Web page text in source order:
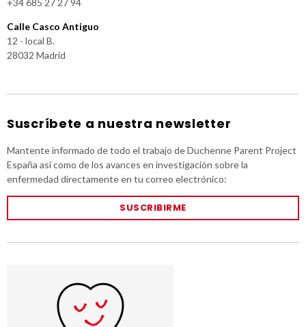
Calle Casco Antiguo
12 - local B.
28032 Madrid
Suscríbete a nuestra newsletter
Mantente informado de todo el trabajo de Duchenne Parent Project
España así como de los avances en investigación sobre la
enfermedad directamente en tu correo electrónico:
SUSCRIBIRME